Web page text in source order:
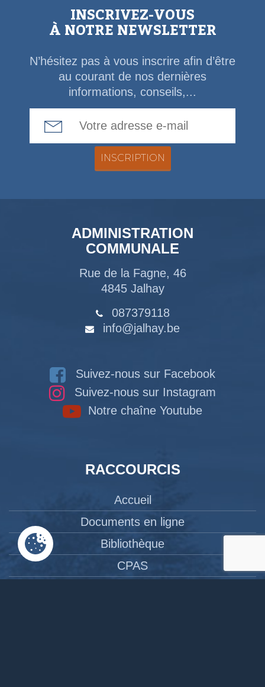
INSCRIVEZ-VOUS
À NOTRE NEWSLETTER
N’hésitez pas à vous inscrire afin d’être
au courant de nos dernières
informations, conseils,...
ADMINISTRATION
COMMUNALE
Rue de la Fagne, 46
4845 Jalhay
087379118
info@jalhay.be
Suivez-nous sur Facebook
Suivez-nous sur Instagram
Notre chaîne Youtube
RACCOURCIS
Accueil
Documents en ligne
Bibliothèque
CPAS